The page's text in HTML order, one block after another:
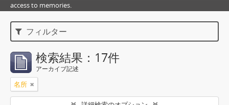
access to memories.
フィルター
検索結果：17件
アーカイブ記述
名所